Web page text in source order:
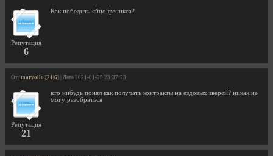
Репутация
6
Как победить яйцо феникса?
От: marvollo [21|6] | Дата 2021-01-25 23:37:23
Репутация
21
кто нибудь понял как получать контракты на ездовых зверей? никак не
могу разобраться